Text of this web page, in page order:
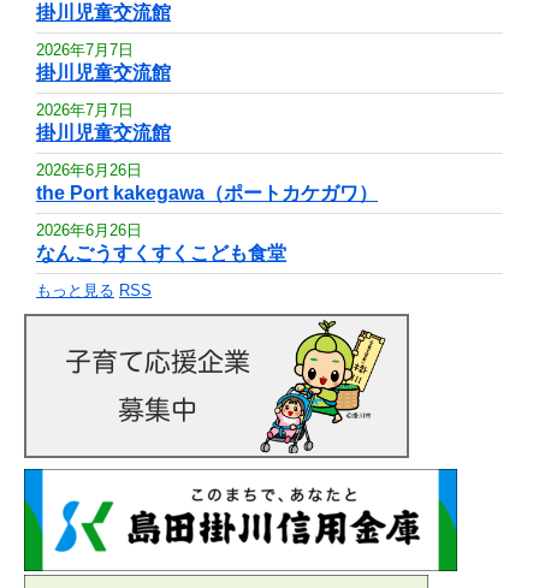
掛川児童交流館
2026年7月7日
掛川児童交流館
2026年7月7日
掛川児童交流館
2026年6月26日
the Port kakegawa（ポートカケガワ）
2026年6月26日
なんごうすくすくこども食堂
もっと見る RSS